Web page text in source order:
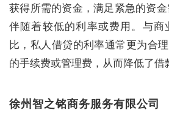
获得所需的资金，满足紧急的资
伴随着较低的利率或费用。与商
比，私人借贷的利率通常更为合
的手续费或管理费，从而降低了借
徐州智之铭商务服务有限公司